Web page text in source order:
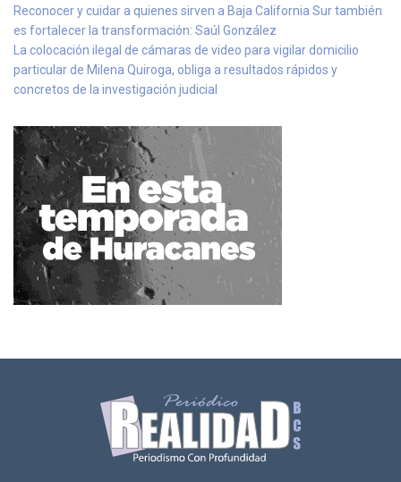
Reconocer y cuidar a quienes sirven a Baja California Sur también
es fortalecer la transformación: Saúl González
La colocación ilegal de cámaras de video para vigilar domicilio
particular de Milena Quiroga, obliga a resultados rápidos y
concretos de la investigación judicial